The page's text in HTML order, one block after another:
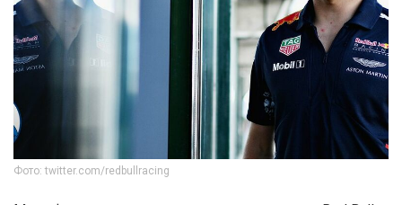
Фото: twitter.com/redbullracing